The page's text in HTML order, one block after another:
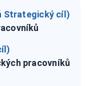
Strategický cíl)
pracovníků